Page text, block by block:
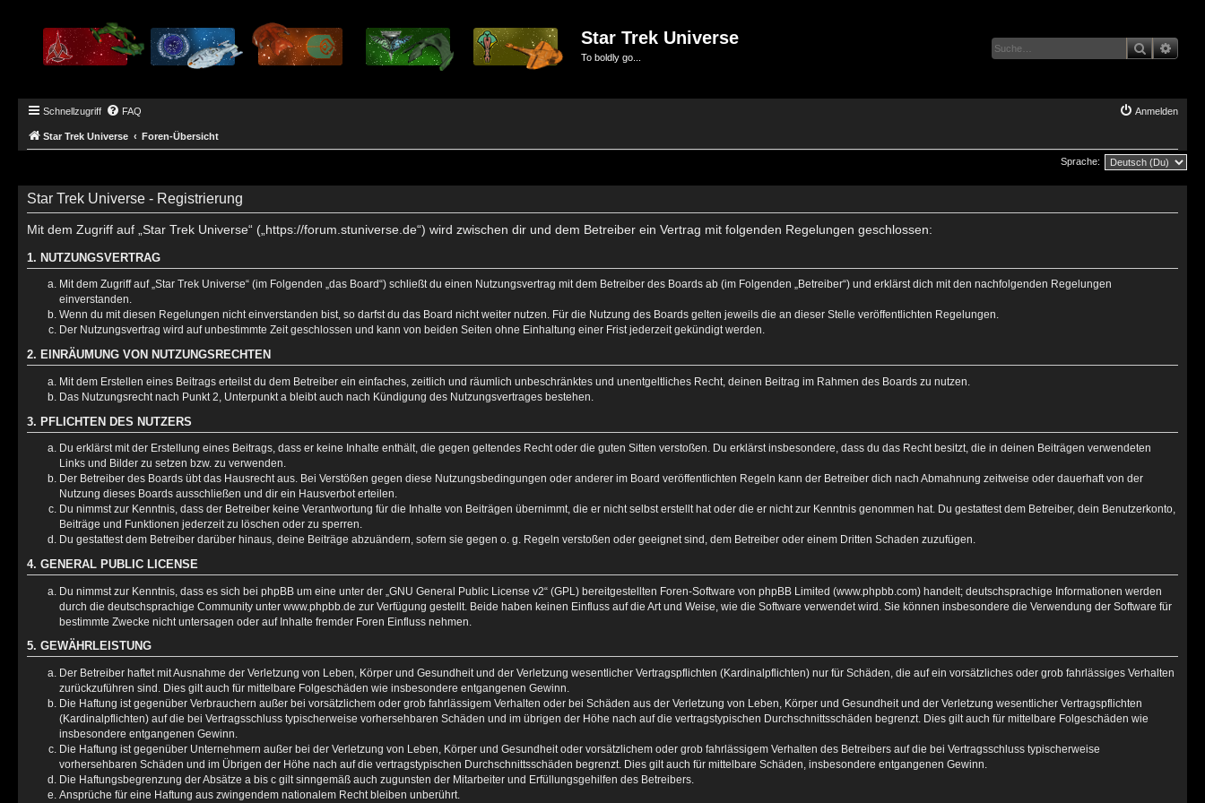
Star Trek Universe
To boldly go...
Suche
Schnellzugriff FAQ Anmelden
Star Trek Universe Foren-Übersicht
Sprache:
Star Trek Universe - Registrierung
Mit dem Zugriff auf „Star Trek Universe“ („https://forum.stuniverse.de“) wird zwischen dir und dem Betreiber ein Vertrag mit folgenden Regelungen geschlossen:
1. NUTZUNGSVERTRAG
Mit dem Zugriff auf „Star Trek Universe“ (im Folgenden „das Board“) schließt du einen Nutzungsvertrag mit dem Betreiber des Boards ab (im Folgenden „Betreiber“) und erklärst dich mit den nachfolgenden Regelungen
einverstanden.
Wenn du mit diesen Regelungen nicht einverstanden bist, so darfst du das Board nicht weiter nutzen. Für die Nutzung des Boards gelten jeweils die an dieser Stelle veröffentlichten Regelungen.
Der Nutzungsvertrag wird auf unbestimmte Zeit geschlossen und kann von beiden Seiten ohne Einhaltung einer Frist jederzeit gekündigt werden.
2. EINRÄUMUNG VON NUTZUNGSRECHTEN
Mit dem Erstellen eines Beitrags erteilst du dem Betreiber ein einfaches, zeitlich und räumlich unbeschränktes und unentgeltliches Recht, deinen Beitrag im Rahmen des Boards zu nutzen.
Das Nutzungsrecht nach Punkt 2, Unterpunkt a bleibt auch nach Kündigung des Nutzungsvertrages bestehen.
3. PFLICHTEN DES NUTZERS
Du erklärst mit der Erstellung eines Beitrags, dass er keine Inhalte enthält, die gegen geltendes Recht oder die guten Sitten verstoßen. Du erklärst insbesondere, dass du das Recht besitzt, die in deinen Beiträgen verwendeten
Links und Bilder zu setzen bzw. zu verwenden.
Der Betreiber des Boards übt das Hausrecht aus. Bei Verstößen gegen diese Nutzungsbedingungen oder anderer im Board veröffentlichten Regeln kann der Betreiber dich nach Abmahnung zeitweise oder dauerhaft von der
Nutzung dieses Boards ausschließen und dir ein Hausverbot erteilen.
Du nimmst zur Kenntnis, dass der Betreiber keine Verantwortung für die Inhalte von Beiträgen übernimmt, die er nicht selbst erstellt hat oder die er nicht zur Kenntnis genommen hat. Du gestattest dem Betreiber, dein Benutzerkonto,
Beiträge und Funktionen jederzeit zu löschen oder zu sperren.
Du gestattest dem Betreiber darüber hinaus, deine Beiträge abzuändern, sofern sie gegen o. g. Regeln verstoßen oder geeignet sind, dem Betreiber oder einem Dritten Schaden zuzufügen.
4. GENERAL PUBLIC LICENSE
Du nimmst zur Kenntnis, dass es sich bei phpBB um eine unter der „ GNU General Public License v2“ (GPL) bereitgestellten Foren-Software von phpBB Limited (www.phpbb.com) handelt; deutschsprachige Informationen werden
durch die deutschsprachige Community unter www.phpbb.de zur Verfügung gestellt. Beide haben keinen Einfluss auf die Art und Weise, wie die Software verwendet wird. Sie können insbesondere die Verwendung der Software für
bestimmte Zwecke nicht untersagen oder auf Inhalte fremder Foren Einfluss nehmen.
5. GEWÄHRLEISTUNG
Der Betreiber haftet mit Ausnahme der Verletzung von Leben, Körper und Gesundheit und der Verletzung wesentlicher Vertragspflichten (Kardinalpflichten) nur für Schäden, die auf ein vorsätzliches oder grob fahrlässiges Verhalten
zurückzuführen sind. Dies gilt auch für mittelbare Folgeschäden wie insbesondere entgangenen Gewinn.
Die Haftung ist gegenüber Verbrauchern außer bei vorsätzlichem oder grob fahrlässigem Verhalten oder bei Schäden aus der Verletzung von Leben, Körper und Gesundheit und der Verletzung wesentlicher Vertragspflichten
(Kardinalpflichten) auf die bei Vertragsschluss typischerweise vorhersehbaren Schäden und im übrigen der Höhe nach auf die vertragstypischen Durchschnittsschäden begrenzt. Dies gilt auch für mittelbare Folgeschäden wie
insbesondere entgangenen Gewinn.
Die Haftung ist gegenüber Unternehmern außer bei der Verletzung von Leben, Körper und Gesundheit oder vorsätzlichem oder grob fahrlässigem Verhalten des Betreibers auf die bei Vertragsschluss typischerweise
vorhersehbaren Schäden und im Übrigen der Höhe nach auf die vertragstypischen Durchschnittsschäden begrenzt. Dies gilt auch für mittelbare Schäden, insbesondere entgangenen Gewinn.
Die Haftungsbegrenzung der Absätze a bis c gilt sinngemäß auch zugunsten der Mitarbeiter und Erfüllungsgehilfen des Betreibers.
Ansprüche für eine Haftung aus zwingendem nationalem Recht bleiben unberührt.